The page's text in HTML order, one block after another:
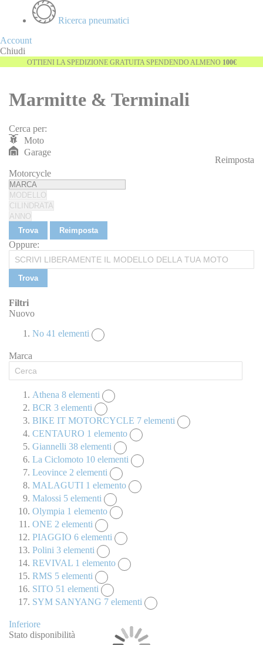
Ricerca pneumatici
Account
Chiudi
OTTIENI LA SPEDIZIONE GRATUITA SPENDENDO ALMENO 100€
Marmitte & Terminali
Cerca per:
Moto
Garage
Reimposta
Motorcycle
Trova Reimposta
Oppure:
Trova
Filtri
Nuovo
No 41 elementi
Marca
Athena 8 elementi
BCR 3 elementi
BIKE IT MOTORCYCLE 7 elementi
CENTAURO 1 elemento
Giannelli 38 elementi
La Ciclomoto 10 elementi
Leovince 2 elementi
MALAGUTI 1 elemento
Malossi 5 elementi
Olympia 1 elemento
ONE 2 elementi
PIAGGIO 6 elementi
Polini 3 elementi
REVIVAL 1 elemento
RMS 5 elementi
SITO 51 elementi
SYM SANYANG 7 elementi
Inferiore
Stato disponibilità